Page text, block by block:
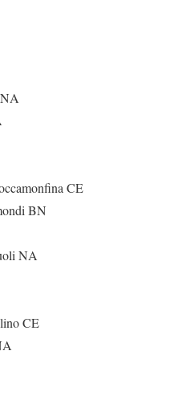
CE
BN
NA
CE